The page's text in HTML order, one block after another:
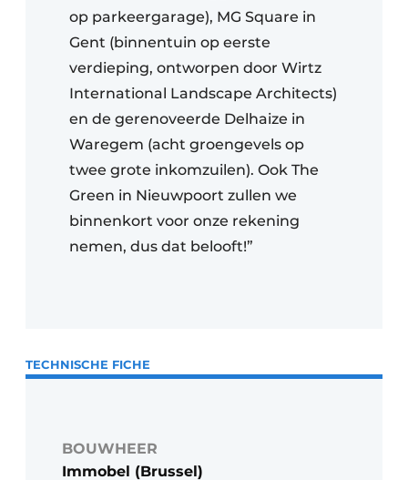
op parkeergarage), MG Square in
Gent (binnentuin op eerste
verdieping, ontworpen door Wirtz
International Landscape Architects)
en de gerenoveerde Delhaize in
Waregem (acht groengevels op
twee grote inkomzuilen). Ook The
Green in Nieuwpoort zullen we
binnenkort voor onze rekening
nemen, dus dat belooft!”
TECHNISCHE FICHE
BOUWHEER
Immobel (Brussel)